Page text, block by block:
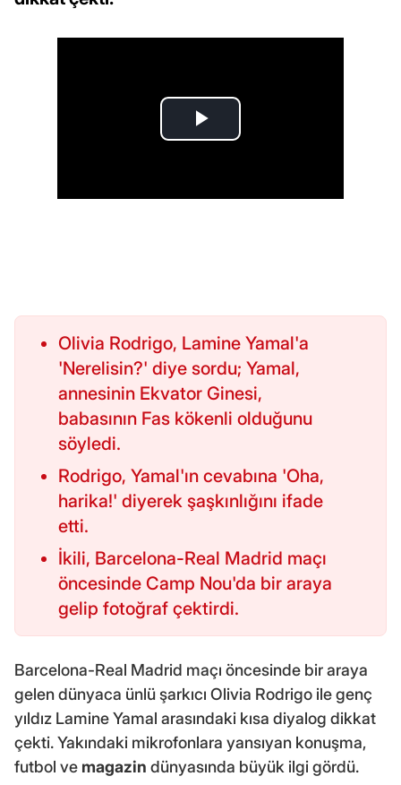
Olivia Rodrigo, Lamine Yamal'a
'Nerelisin?' diye sordu; Yamal,
annesinin Ekvator Ginesi,
babasının Fas kökenli olduğunu
söyledi.
Rodrigo, Yamal'ın cevabına 'Oha,
harika!' diyerek şaşkınlığını ifade
etti.
İkili, Barcelona-Real Madrid maçı
öncesinde Camp Nou'da bir araya
gelip fotoğraf çektirdi.
Barcelona-Real Madrid maçı öncesinde bir araya
gelen dünyaca ünlü şarkıcı Olivia Rodrigo ile genç
yıldız Lamine Yamal arasındaki kısa diyalog dikkat
çekti. Yakındaki mikrofonlara yansıyan konuşma,
futbol ve magazin dünyasında büyük ilgi gördü.